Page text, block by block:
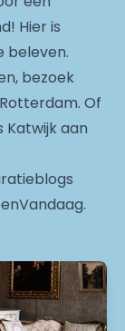
Hier is
beleven.
bezoek
Of
Katwijk aan